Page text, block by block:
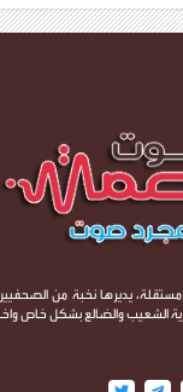
يديرها نخبة من الصحفيين
الشعيب والضالع بشكل خاص